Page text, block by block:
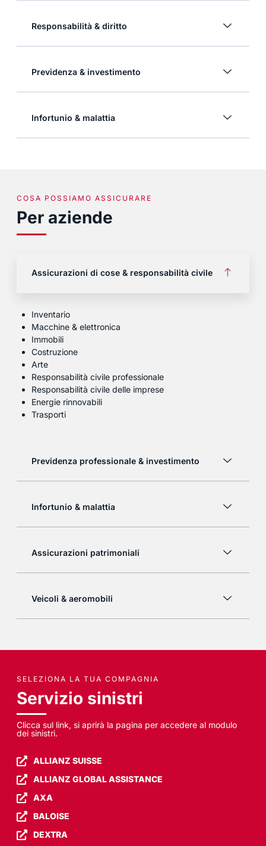
Responsabilità & diritto
Previdenza & investimento
Infortunio & malattia
COSA POSSIAMO ASSICURARE
Per aziende
Assicurazioni di cose & responsabilità civile
Inventario
Macchine & elettronica
Immobili
Costruzione
Arte
Responsabilità civile professionale
Responsabilità civile delle imprese
Energie rinnovabili
Trasporti
Previdenza professionale & investimento
Infortunio & malattia
Assicurazioni patrimoniali
Veicoli & aeromobili
SELEZIONA LA TUA COMPAGNIA
Servizio sinistri
Clicca sul link, si aprirà la pagina per accedere al modulo
dei sinistri.
ALLIANZ SUISSE
ALLIANZ GLOBAL ASSISTANCE
AXA
BALOISE
DEXTRA